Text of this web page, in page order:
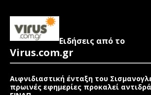
Ειδήσεις από το
Virus.com.gr
Αιφνιδιαστική ένταξη του
πρωινές εφημερίες προκαλεί